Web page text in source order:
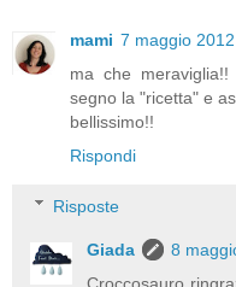
mami 7 maggio
ma che
segno la "ricetta" e
bellissimo!!
Rispondi
Risposte
Giada
8
Croccosauro